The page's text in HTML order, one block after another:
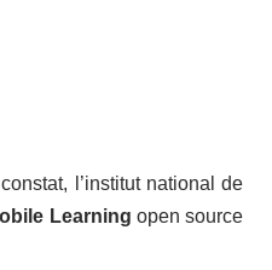
l’institut national de
Learning open source